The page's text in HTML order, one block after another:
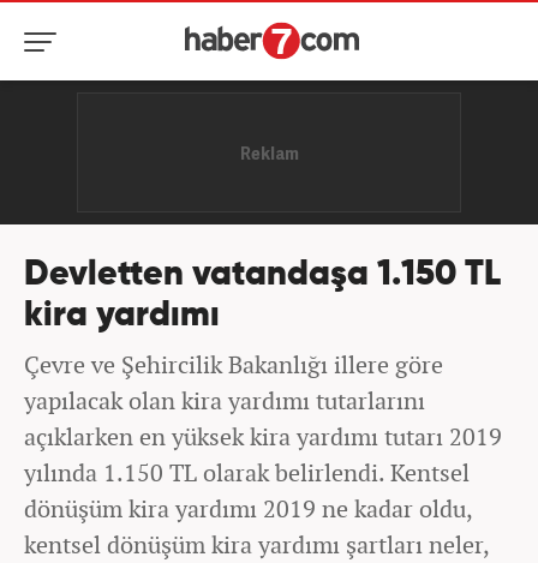
Devletten vatandaşa 1.150 TL
kira yardımı
Çevre ve Şehircilik Bakanlığı illere göre
yapılacak olan kira yardımı tutarlarını
açıklarken en yüksek kira yardımı tutarı 2019
yılında 1.150 TL olarak belirlendi. Kentsel
dönüşüm kira yardımı 2019 ne kadar oldu,
kentsel dönüşüm kira yardımı şartları neler,